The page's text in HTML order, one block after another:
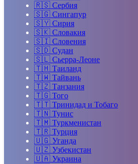
🇷🇸 Сербия
🇸🇬 Сингапур
🇸🇾 Сирия
🇸🇰 Словакия
🇸🇮 Словения
🇸🇩 Судан
🇸🇱 Сьерра-Леоне
🇹🇭 Таиланд
🇹🇼 Тайвань
🇹🇿 Танзания
🇹🇬 Того
🇹🇹 Тринидад и Тобаго
🇹🇳 Тунис
🇹🇲 Туркменистан
🇹🇷 Турция
🇺🇬 Уганда
🇺🇿 Узбекистан
🇺🇦 Украина